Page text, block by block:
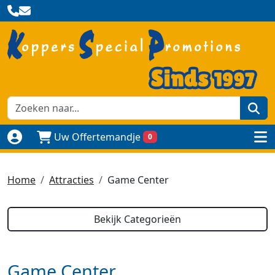
Naar login paginaUw Offertemandje 0
Home Attracties Game Center
Bekijk Categorieën